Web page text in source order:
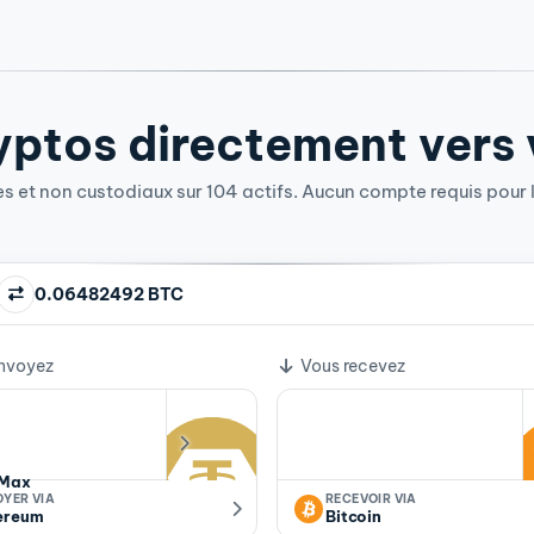
directement
et non custodiaux sur 104 actifs. Aucun compte requis
change
0.06482492 BTC
VIA
Vous recevez
RECEVOIR VIA
Bitcoin